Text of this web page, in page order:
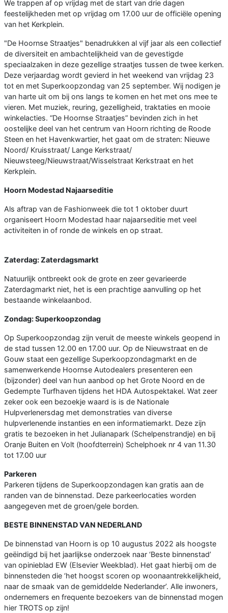
We trappen af op vrijdag met de start van drie dagen
feestelijkheden met op vrijdag om 17.00 uur de officiële opening
van het Kerkplein.
"De Hoornse Straatjes" benadrukken al vijf jaar als een collectief
de diversiteit en ambachtelijkheid van de gevestigde
speciaalzaken in deze gezellige straatjes tussen de twee kerken.
Deze verjaardag wordt gevierd in het weekend van vrijdag 23
tot en met Superkoopzondag van 25 september. Wij nodigen je
van harte uit om bij ons langs te komen en het met ons mee te
vieren. Met muziek, reuring, gezelligheid, traktaties en mooie
winkelacties. “De Hoornse Straatjes” bevinden zich in het
oostelijke deel van het centrum van Hoorn richting de Roode
Steen en het Havenkwartier, het gaat om de straten: Nieuwe
Noord/ Kruisstraat/ Lange Kerkstraat/
Nieuwsteeg/Nieuwstraat/Wisselstraat Kerkstraat en het
Kerkplein.
Hoorn Modestad Najaarseditie
Als aftrap van de Fashionweek die tot 1 oktober duurt
organiseert Hoorn Modestad haar najaarseditie met veel
activiteiten in of ronde de winkels en op straat.
Zaterdag: Zaterdagsmarkt
Natuurlijk ontbreekt ook de grote en zeer gevarieerde
Zaterdagmarkt niet, het is een prachtige aanvulling op het
bestaande winkelaanbod.
Zondag: Superkoopzondag
Op Superkoopzondag zijn veruit de meeste winkels geopend in
de stad tussen 12.00 en 17.00 uur. Op de Nieuwstraat en de
Gouw staat een gezellige Superkoopzondagmarkt en de
samenwerkende Hoornse Autodealers presenteren een
(bijzonder) deel van hun aanbod op het Grote Noord en de
Gedempte Turfhaven tijdens het HDA Autospektakel. Wat zeer
zeker ook een bezoekje waard is is de Nationale
Hulpverlenersdag met demonstraties van diverse
hulpverlenende instanties en een informatiemarkt. Deze zijn
gratis te bezoeken in het Julianapark (Schelpenstrandje) en bij
Oranje Buiten en Volt (hoofdterrein) Schelphoek nr 4 van 11.30
tot 17.00 uur
Parkeren
Parkeren tijdens de Superkoopzondagen kan gratis aan de
randen van de binnenstad. Deze parkeerlocaties worden
aangegeven met de groen/gele borden.
BESTE BINNENSTAD VAN NEDERLAND
De binnenstad van Hoorn is op 10 augustus 2022 als hoogste
geëindigd bij het jaarlijkse onderzoek naar ‘Beste binnenstad’
van opinieblad EW (Elsevier Weekblad). Het gaat hierbij om de
binnensteden die ‘het hoogst scoren op woonaantrekkelijkheid,
naar de smaak van de gemiddelde Nederlander’. Alle inwoners,
ondernemers en frequente bezoekers van de binnenstad mogen
hier TROTS op zijn!